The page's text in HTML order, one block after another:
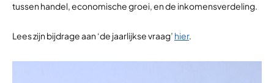
tussen handel, economische groei, en de inkomensverdeling.
Lees zijn bijdrage aan ‘de jaarlijkse vraag’ hier.